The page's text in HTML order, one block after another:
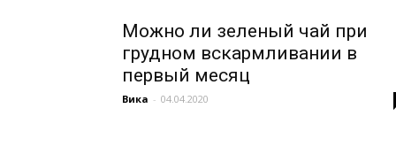
Можно ли зеленый чай при
грудном вскармливании в
первый месяц
Вика - 04.04.2020